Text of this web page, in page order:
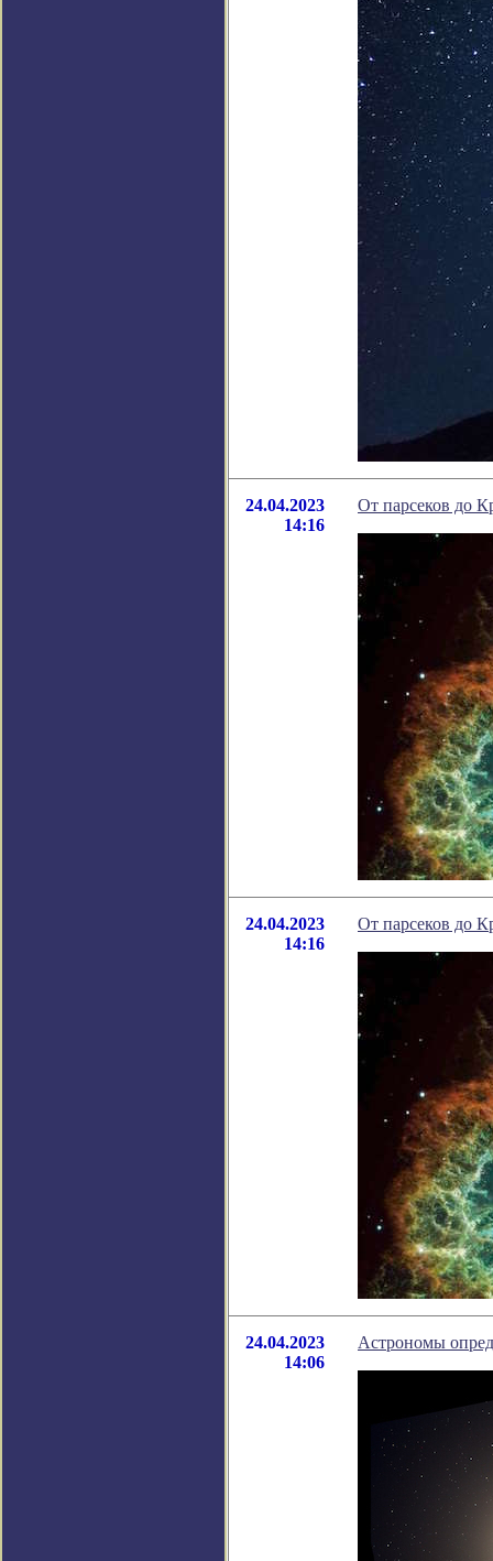
24.04.2023
14:16
От парсеков до
24.04.2023
14:16
От парсеков до
24.04.2023
14:06
Астрономы